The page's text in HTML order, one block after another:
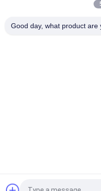
1000M2 4l Diffuser Aroma
Good day, what product are